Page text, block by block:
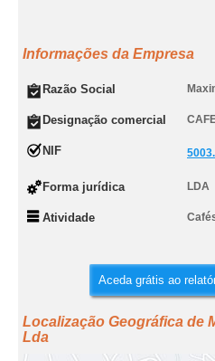
Informações da Empresa
Razão Social
Designação comercial
NIF
Forma jurídica LDA
Atividade
Aceda grátis ao
Localização Geográfica de
Lda